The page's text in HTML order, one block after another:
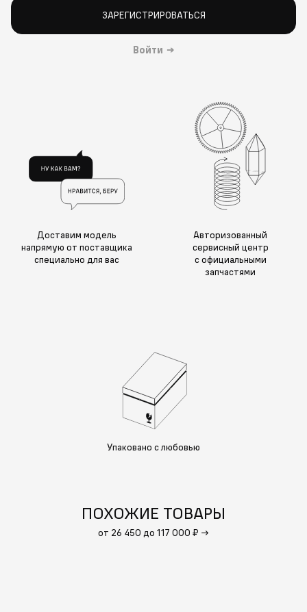
ЗАРЕГИСТРИРОВАТЬСЯ
Войти →
Доставим модель
напрямую от поставщика
специально для вас
Авторизованный
сервисный центр
с официальными
запчастями
Упаковано с любовью
ПОХОЖИЕ ТОВАРЫ
от 26 450 до 117 000 ₽ →